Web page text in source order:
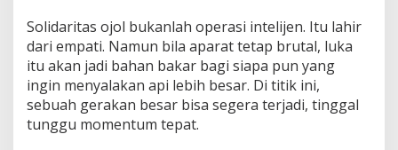
Solidaritas ojol bukanlah operasi intelijen. Itu lahir
dari empati. Namun bila aparat tetap brutal, luka
itu akan jadi bahan bakar bagi siapa pun yang
ingin menyalakan api lebih besar. Di titik ini,
sebuah gerakan besar bisa segera terjadi, tinggal
tunggu momentum tepat.